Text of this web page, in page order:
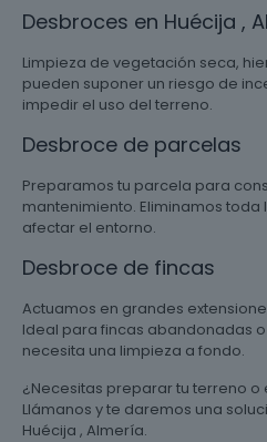
Desbroces en Huécija ,
Limpieza de vegetación seca,
pueden suponer un riesgo de
impedir el uso del terreno.
Desbroce de parcelas
Preparamos tu parcela para
mantenimiento. Eliminamos
afectar el entorno.
Desbroce de fincas
Actuamos en grandes
Ideal para fincas abandonadas
necesita una limpieza a fondo.
¿Necesitas preparar tu terreno
Llámanos y te daremos una
Huécija , Almería.